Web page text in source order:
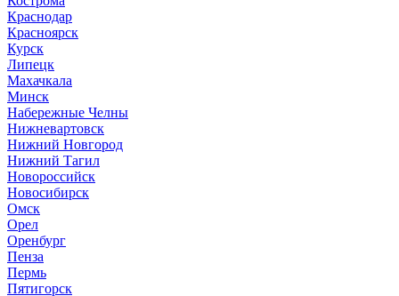
Краснодар
Красноярск
Курск
Липецк
Махачкала
Минск
Набережные Челны
Нижневартовск
Нижний Новгород
Нижний Тагил
Новороссийск
Новосибирск
Омск
Орел
Оренбург
Пенза
Пермь
Пятигорск